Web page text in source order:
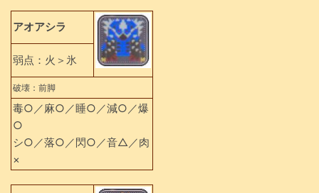
アオアシラ
弱点：火＞氷
破壊：前脚
毒○／麻○／睡○／減○／爆
○
シ○／落○／閃○／音△／肉
×